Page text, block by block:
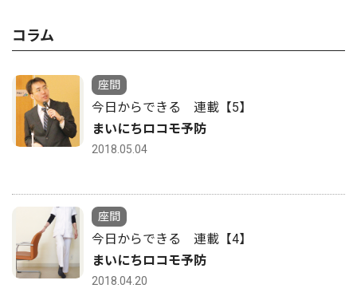
コラム
座間
今日からできる 連載【5】
まいにちロコモ予防
2018.05.04
座間
今日からできる 連載【4】
まいにちロコモ予防
2018.04.20